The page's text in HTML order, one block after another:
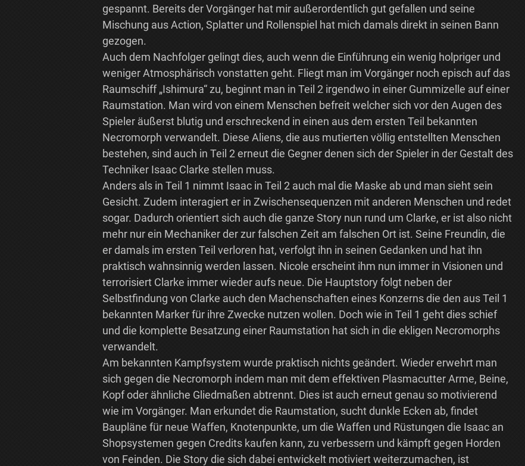
gespannt. Bereits der Vorgänger hat mir außerordentlich gut gefallen und seine
Mischung aus Action, Splatter und Rollenspiel hat mich damals direkt in seinen Bann
gezogen.
Auch dem Nachfolger gelingt dies, auch wenn die Einführung ein wenig holpriger und
weniger Atmosphärisch vonstatten geht. Fliegt man im Vorgänger noch episch auf das
Raumschiff „Ishimura“ zu, beginnt man in Teil 2 irgendwo in einer Gummizelle auf einer
Raumstation. Man wird von einem Menschen befreit welcher sich vor den Augen des
Spieler äußerst blutig und erschreckend in einen aus dem ersten Teil bekannten
Necromorph verwandelt. Diese Aliens, die aus mutierten völlig entstellten Menschen
bestehen, sind auch in Teil 2 erneut die Gegner denen sich der Spieler in der Gestalt des
Techniker Isaac Clarke stellen muss.
Anders als in Teil 1 nimmt Isaac in Teil 2 auch mal die Maske ab und man sieht sein
Gesicht. Zudem interagiert er in Zwischensequenzen mit anderen Menschen und redet
sogar. Dadurch orientiert sich auch die ganze Story nun rund um Clarke, er ist also nicht
mehr nur ein Mechaniker der zur falschen Zeit am falschen Ort ist. Seine Freundin, die
er damals im ersten Teil verloren hat, verfolgt ihn in seinen Gedanken und hat ihn
praktisch wahnsinnig werden lassen. Nicole erscheint ihm nun immer in Visionen und
terrorisiert Clarke immer wieder aufs neue. Die Hauptstory folgt neben der
Selbstfindung von Clarke auch den Machenschaften eines Konzerns die den aus Teil 1
bekannten Marker für ihre Zwecke nutzen wollen. Doch wie in Teil 1 geht dies schief
und die komplette Besatzung einer Raumstation hat sich in die ekligen Necromorphs
verwandelt.
Am bekannten Kampfsystem wurde praktisch nichts geändert. Wieder erwehrt man
sich gegen die Necromorph indem man mit dem effektiven Plasmacutter Arme, Beine,
Kopf oder ähnliche Gliedmaßen abtrennt. Dies ist auch erneut genau so motivierend
wie im Vorgänger. Man erkundet die Raumstation, sucht dunkle Ecken ab, findet
Baupläne für neue Waffen, Knotenpunkte, um die Waffen und Rüstungen die Isaac an
Shopsystemen gegen Credits kaufen kann, zu verbessern und kämpft gegen Horden
von Feinden. Die Story die sich dabei entwickelt motiviert weiterzumachen, ist